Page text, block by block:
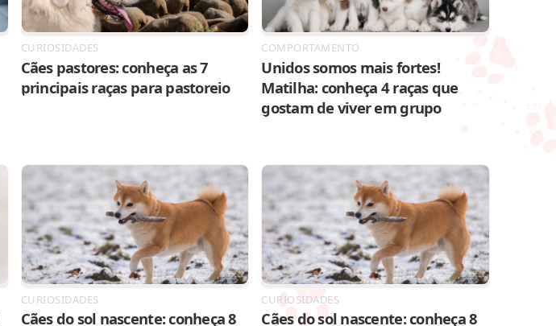
CURIOSIDADES
Cães pastores: conheça as 7
principais raças para pastoreio
COMPORTAMENTO
Unidos somos mais fortes!
Matilha: conheça 4 raças que
gostam de viver em grupo
CURIOSIDADES
Cães do sol nascente: conheça 8
CURIOSIDADES
Cães do sol nascente: conheça 8